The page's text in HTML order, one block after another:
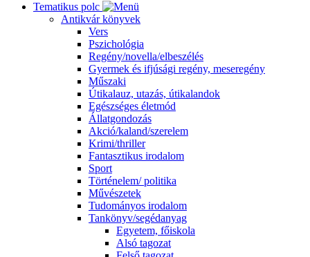
Tematikus polc
Antikvár könyvek
Vers
Pszichológia
Regény/novella/elbeszélés
Gyermek és ifjúsági regény, meseregény
Műszaki
Útikalauz, utazás, útikalandok
Egészséges életmód
Állatgondozás
Akció/kaland/szerelem
Krimi/thriller
Fantasztikus irodalom
Sport
Történelem/ politika
Művészetek
Tudományos irodalom
Tankönyv/segédanyag
Egyetem, főiskola
Alsó tagozat